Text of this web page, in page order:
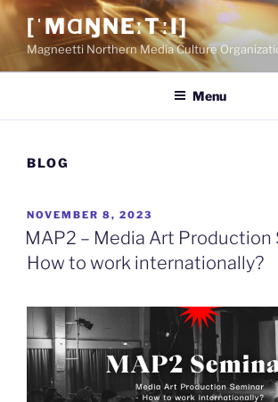
Skip
to
content
[ˈMⱭŊNEːTːI]
Magneetti Northern Media Culture
Menu
BLOG
POSTED
ON
NOVEMBER 8, 2023
MAP2 – Media Art Production
How to work internationally?